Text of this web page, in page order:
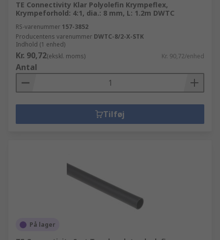
TE Connectivity Klar Polyolefin Krympeflex,
Krympeforhold: 4:1, dia.: 8 mm, L: 1.2m DWTC
RS-varenummer 157-3852
Producentens varenummer DWTC-8/2-X-STK
Indhold (1 enhed)
Kr. 90,72(ekskl. moms) Kr. 90,72/enhed
Antal
Tilføj
På lager